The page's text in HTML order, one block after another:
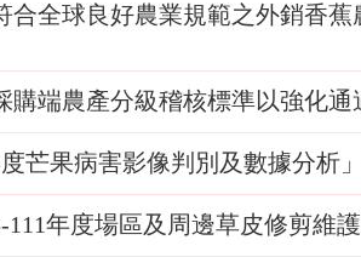
合全球良好農業規範之外銷香
購端農產分級稽核標準以強化
度芒果病害影像判別及數據分析
-111年度場區及周邊草皮修剪維